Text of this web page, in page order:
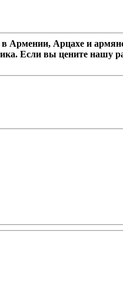
Армении, Арцахе и
Если вы цените нашу